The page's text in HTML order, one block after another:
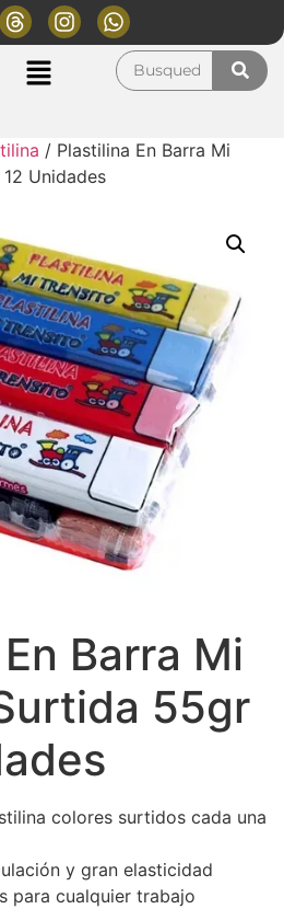
/ Plastilina En Barra Mi
Unidades
Barra Mi
55gr
colores surtidos cada una
y gran elasticidad
para cualquier trabajo